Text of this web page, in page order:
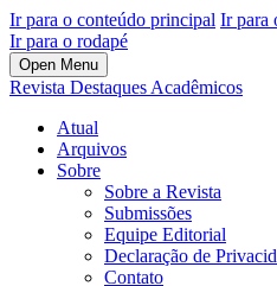
Ir para o conteúdo principal Ir para
Ir para o rodapé
Open Menu
Revista Destaques Acadêmicos
Atual
Arquivos
Sobre
Sobre a Revista
Submissões
Equipe Editorial
Declaração de
Contato